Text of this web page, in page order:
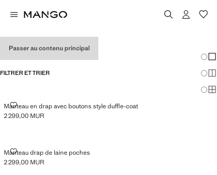
Passer au contenu principal
FILTRER ET TRIER
Manteau en drap avec boutons style duffle-coat
MANTEAU EN DRAP AVEC BOUTONS STYLE DUFFLE-COAT
Prix actuel [2 299,00 MUR ]
2 299,00 MUR
Manteau drap de laine poches
MANTEAU DRAP DE LAINE POCHES
Prix actuel [2 299,00 MUR ]
2 299,00 MUR